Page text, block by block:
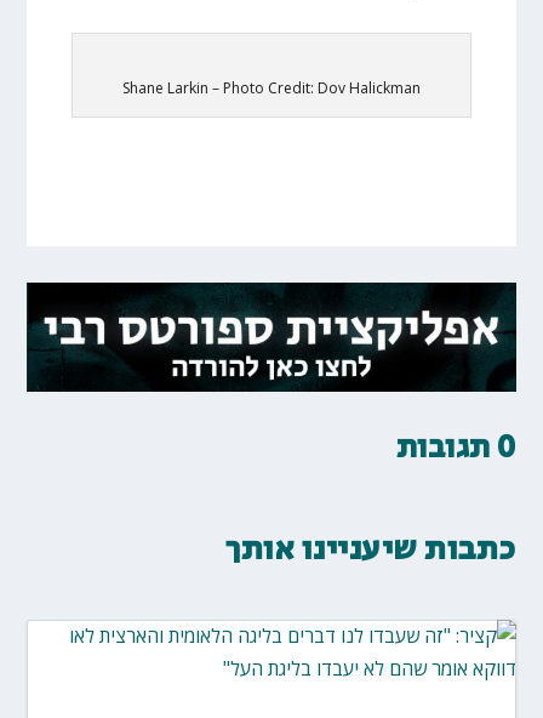
Shane Larkin – Photo Credit: Dov Halickman
0 תגובות
כתבות שיעניינו אותך